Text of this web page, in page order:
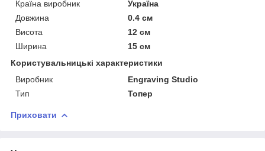
Країна виробник
Україна
Довжина
0.4 см
Висота
12 см
Ширина
15 см
Користувальницькі характеристики
Виробник
Engraving Studio
Тип
Топер
Приховати